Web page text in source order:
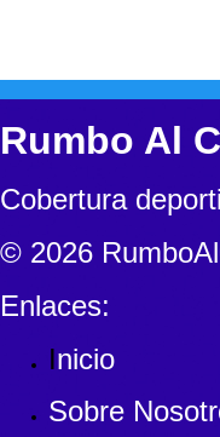
Rumbo Al
Cobertura
© 2026
Enlaces:
Inicio
Sobre